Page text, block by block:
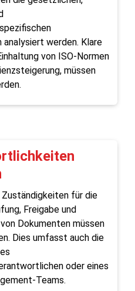
analysiert werden. Klare
von ISO-Normen
müssen
Zuständigkeiten für die
Freigabe und
Dokumenten müssen
Dies umfasst auch die
oder eines
Teams.